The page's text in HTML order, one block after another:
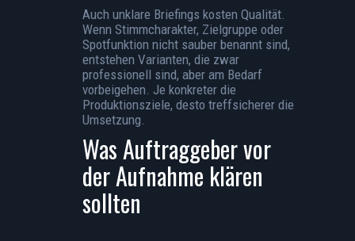
Auch unklare Briefings kosten Qualität.
Wenn Stimmcharakter, Zielgruppe oder
Spotfunktion nicht sauber benannt sind,
entstehen Varianten, die zwar
professionell sind, aber am Bedarf
vorbeigehen. Je konkreter die
Produktionsziele, desto treffsicherer die
Umsetzung.
Was Auftraggeber vor
der Aufnahme klären
sollten